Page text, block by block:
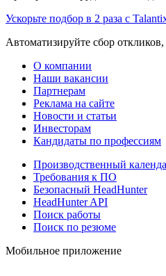
Ускорьте подбор в 2 раза с
Автоматизируйте сбор
О компании
Наши вакансии
Партнерам
Реклама на сайте
Новости и статьи
Инвесторам
Кандидаты по профессиям
Производственный
Требования к ПО
Безопасный HeadHunter
HeadHunter API
Поиск работы
Поиск по резюме
Мобильное приложение